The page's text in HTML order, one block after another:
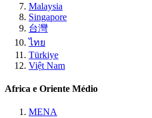
Malaysia
Singapore
台灣
ไทย
Türkiye
Việt Nam
Africa e Oriente Médio
MENA